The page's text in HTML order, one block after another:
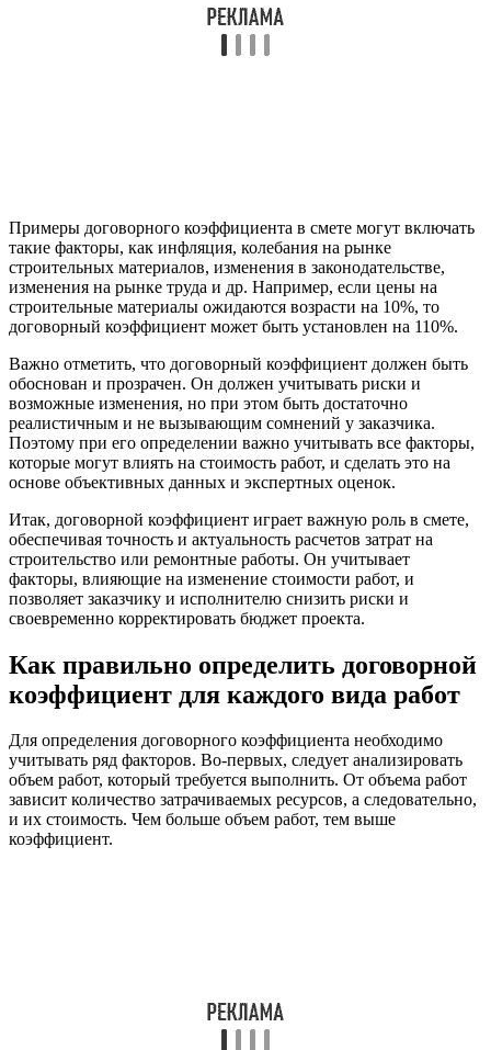
Примеры договорного коэффициента в смете могут включать
такие факторы, как инфляция, колебания на рынке
строительных материалов, изменения в законодательстве,
изменения на рынке труда и др. Например, если цены на
строительные материалы ожидаются возрасти на 10%, то
договорный коэффициент может быть установлен на 110%.
Важно отметить, что договорный коэффициент должен быть
обоснован и прозрачен. Он должен учитывать риски и
возможные изменения, но при этом быть достаточно
реалистичным и не вызывающим сомнений у заказчика.
Поэтому при его определении важно учитывать все факторы,
которые могут влиять на стоимость работ, и сделать это на
основе объективных данных и экспертных оценок.
Итак, договорной коэффициент играет важную роль в смете,
обеспечивая точность и актуальность расчетов затрат на
строительство или ремонтные работы. Он учитывает
факторы, влияющие на изменение стоимости работ, и
позволяет заказчику и исполнителю снизить риски и
своевременно корректировать бюджет проекта.
Как правильно определить договорной
коэффициент для каждого вида работ
Для определения договорного коэффициента необходимо
учитывать ряд факторов. Во-первых, следует анализировать
объем работ, который требуется выполнить. От объема работ
зависит количество затрачиваемых ресурсов, а следовательно,
и их стоимость. Чем больше объем работ, тем выше
коэффициент.